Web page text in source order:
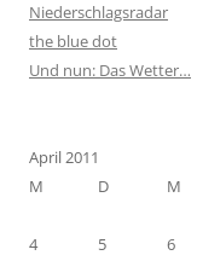
Niederschlagsradar
the blue dot
Und nun: Das Wetter…
April 2011
M
D M
4
5 6